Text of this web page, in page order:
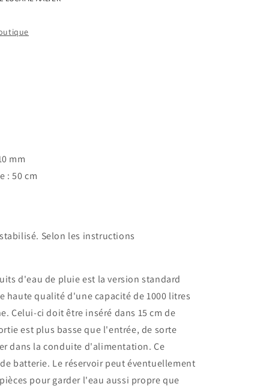
mm
: 50 cm
Selon les instructions
d'eau de pluie est la version standard
haute qualité d'une capacité de 1000 litres
Celui-ci doit être inséré dans 15 cm de
est plus basse que l'entrée, de sorte
dans la conduite d'alimentation. Ce
batterie. Le réservoir peut éventuellement
pour garder l'eau aussi propre que